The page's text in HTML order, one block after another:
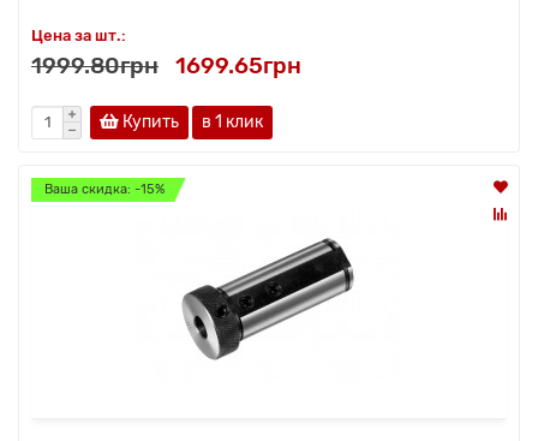
Цена за шт.:
1999.80грн 1699.65грн
Купить в 1 клик
Ваша скидка: -15%